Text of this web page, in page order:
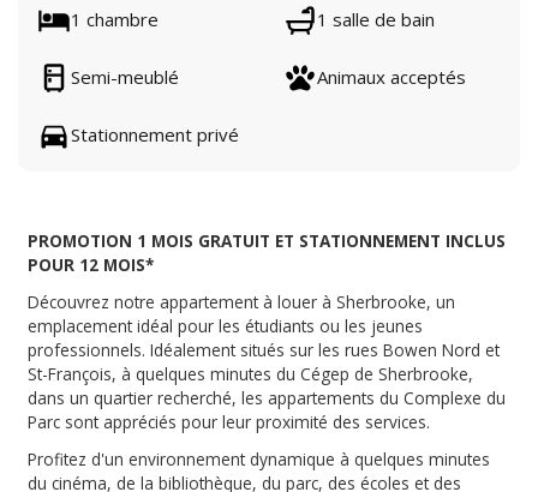
1 chambre 1 salle de bain
Semi-meublé Animaux acceptés
Stationnement privé
PROMOTION 1 MOIS GRATUIT ET STATIONNEMENT INCLUS
POUR 12 MOIS*
Découvrez notre appartement à louer à Sherbrooke, un
emplacement idéal pour les étudiants ou les jeunes
professionnels. Idéalement situés sur les rues Bowen Nord et
St-François, à quelques minutes du Cégep de Sherbrooke,
dans un quartier recherché, les appartements du Complexe du
Parc sont appréciés pour leur proximité des services.
Profitez d'un environnement dynamique à quelques minutes
du cinéma, de la bibliothèque, du parc, des écoles et des